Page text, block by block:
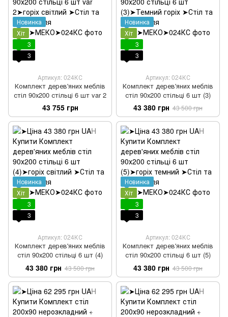
Новинка
Хіт
3
3
Артикул: 024КС
Комплект дерев'яних меблів
стіл 90х200 стільці 6 шт var 2
43 755 грн
Новинка
Хіт
3
3
Артикул: 024КС
Комплект дерев'яних меблів
стіл 90х200 стільці 6 шт (3)
43 380 грн 43 500 грн
Новинка
Хіт
3
3
Артикул: 024КС
Комплект дерев'яних меблів
стіл 90х200 стільці 6 шт (4)
43 380 грн 43 500 грн
Новинка
Хіт
3
3
Артикул: 024КС
Комплект дерев'яних меблів
стіл 90х200 стільці 6 шт (5)
43 380 грн 43 500 грн